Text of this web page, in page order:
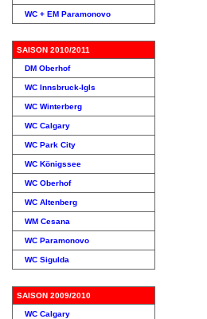
WC + EM Paramonovo
SAISON 2010/2011
DM Oberhof
WC Innsbruck-Igls
WC Winterberg
WC Calgary
WC Park City
WC Königssee
WC Oberhof
WC Altenberg
WM Cesana
WC Paramonovo
WC Sigulda
SAISON 2009/2010
WC Calgary